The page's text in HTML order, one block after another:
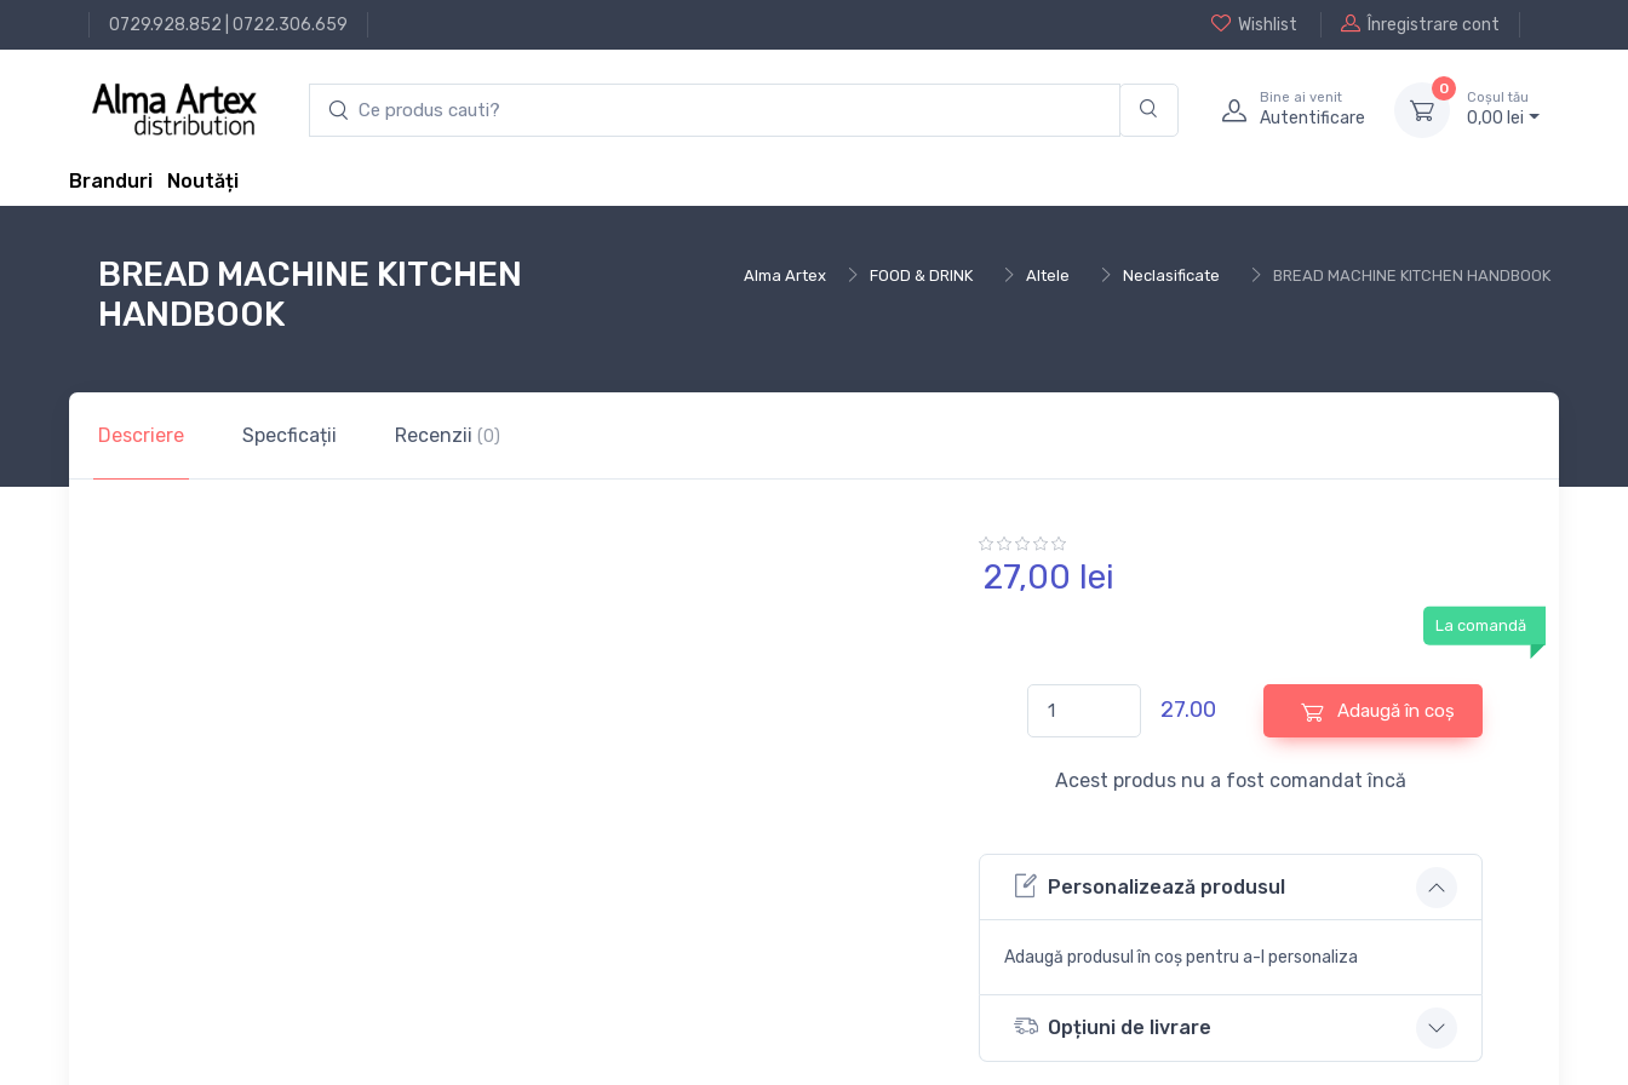
0729.928.852 0722.306.659 Wishlist Înregistrare cont
Bine ai venit
Autentificare
0
Coșul tău
0,00 lei
Branduri Noutăți
Alma Artex FOOD & DRINK Altele Neclasificate BREAD MACHINE KITCHEN HANDBOOK
BREAD MACHINE KITCHEN
HANDBOOK
Descriere Specficații Recenzii (0)
27,00 lei
La comandă
27.00 Adaugă în coș
Acest produs nu a fost comandat încă
Personalizează produsul
Adaugă produsul în coș pentru a-l personaliza
Opțiuni de livrare